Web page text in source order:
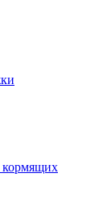
кормящих